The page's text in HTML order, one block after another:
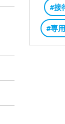
#接
#専